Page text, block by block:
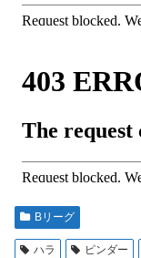
Bリーグ
ハラ ピンダー